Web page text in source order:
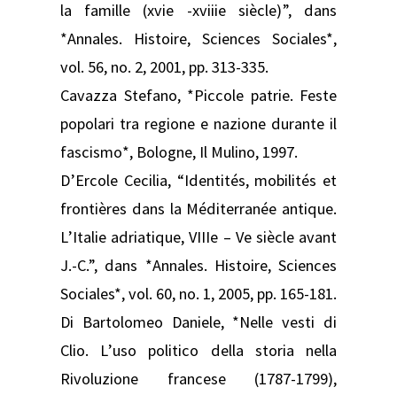
la famille (xvie -xviiie siècle)”, dans
*Annales. Histoire, Sciences Sociales*,
vol. 56, no. 2, 2001, pp. 313-335.
Cavazza Stefano, *Piccole patrie. Feste
popolari tra regione e nazione durante il
fascismo*, Bologne, Il Mulino, 1997.
D’Ercole Cecilia, “Identités, mobilités et
frontières dans la Méditerranée antique.
L’Italie adriatique, VIIIe – Ve siècle avant
J.-C.”, dans *Annales. Histoire, Sciences
Sociales*, vol. 60, no. 1, 2005, pp. 165-181.
Di Bartolomeo Daniele, *Nelle vesti di
Clio. L’uso politico della storia nella
Rivoluzione francese (1787-1799),